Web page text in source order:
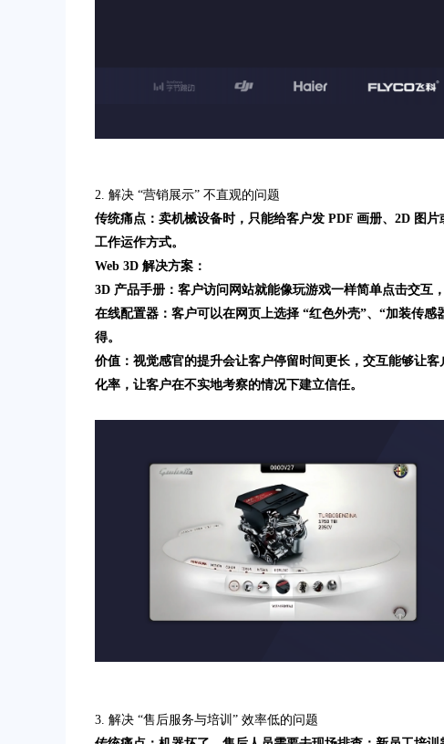
2. 解决 “营销展示” 不直观的问题
传统痛点：卖机械设备时，只能给客户发 PDF 画册、2D 图
工作运作方式。
Web 3D 解决方案：
3D 产品手册：客户访问网站就能像玩游戏一样简单点击交互
在线配置器：客户可以在网页上选择 “红色外壳”、“加装传
得。
价值：视觉感官的提升会让客户停留时间更长，交互能够让
化率，让客户在不实地考察的情况下建立信任。
3. 解决 “售后服务与培训” 效率低的问题